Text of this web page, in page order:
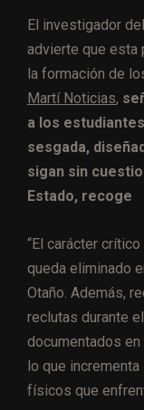
El investigador
advierte que esta
la formación de
Martí Noticias,
a los
sesgada,
sigan sin
Estado, recoge
“El carácter
queda eliminado
Otaño. Además,
reclutas durante
documentados
lo que
físicos que